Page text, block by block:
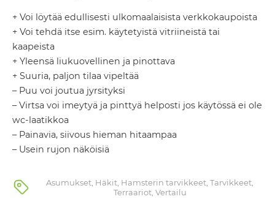
+ Voi löytää edullisesti ulkomaalaisista verkkokaupoista
+ Voi tehdä itse esim. käytetyistä vitriineistä tai
kaapeista
+ Yleensä liukuovellinen ja pinottava
+ Suuria, paljon tilaa vipeltää
– Puu voi joutua jyrsityksi
– Virtsa voi imeytyä ja pinttyä helposti jos käytössä ei ole
wc-laatikkoa
– Painavia, siivous hieman hitaampaa
– Usein rujon näköisiä
Asumukset Häkit Hamsterin tarvikkeet Tarvikkeet
Terraariot, Vertailu